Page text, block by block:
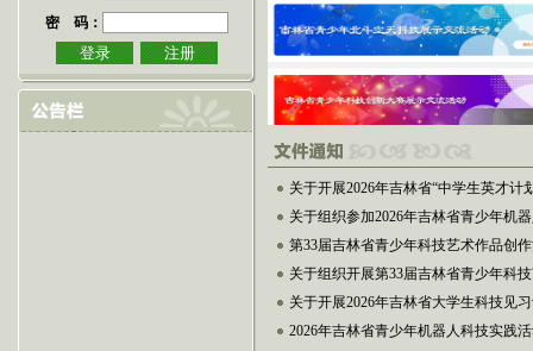
密 码：
关于开展2026年吉林省“中学生英才计
关于组织参加2026年吉林省青少年机
第33届吉林省青少年科技艺术作品创
关于组织开展第33届吉林省青少年科
关于开展2026年吉林省大学生科技见
2026年吉林省青少年机器人科技实践